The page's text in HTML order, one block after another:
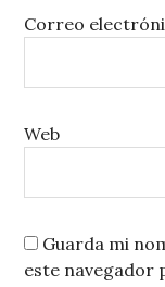
Correo
Web
Guarda mi
este navegador